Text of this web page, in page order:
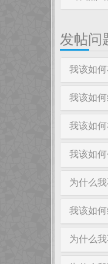
发帖问
我该如
我该如
我该如
我该如
为什么
我该如
为什么